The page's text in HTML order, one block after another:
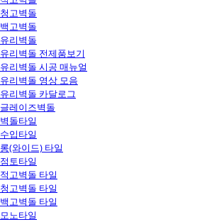
청고벽돌
백고벽돌
유리벽돌
유리벽돌 전제품보기
유리벽돌 시공 매뉴얼
유리벽돌 영상 모음
유리벽돌 카달로그
글레이즈벽돌
벽돌타일
수입타일
롱(와이드) 타일
점토타일
적고벽돌 타일
청고벽돌 타일
백고벽돌 타일
모노타일